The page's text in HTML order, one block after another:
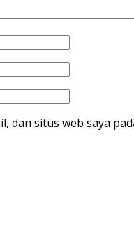
dan situs web saya